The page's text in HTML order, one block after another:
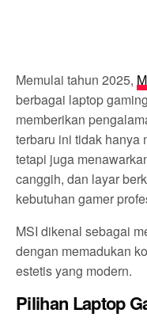
Memulai tahun 2025,
berbagai laptop
memberikan
terbaru ini tidak hanya
tetapi juga
canggih, dan layar
kebutuhan gamer
MSI dikenal sebagai
dengan memadukan
estetis yang modern.
Pilihan Laptop